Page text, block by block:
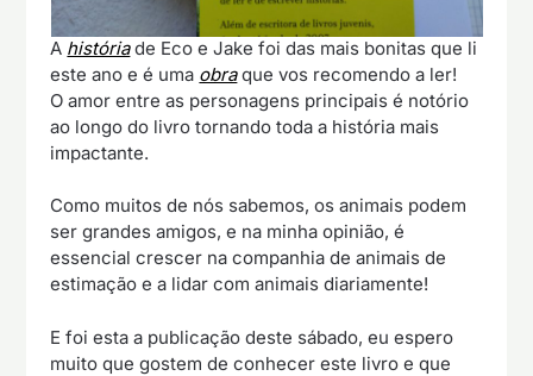
A históriade Eco e Jake foi das mais bonitas que li
este ano e é uma obraque vos recomendo a ler!
O amor entre as personagens principais é notório
ao longo do livro tornando toda a história mais
impactante.
Como muitos de nós sabemos, os animais podem
ser grandes amigos, e na minha opinião, é
essencial crescer na companhia de animais de
estimação e a lidar com animais diariamente!
E foi esta a publicação deste sábado, eu espero
muito que gostem de conhecer este livro e que